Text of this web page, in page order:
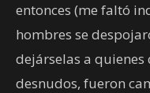
entonces (me faltó
hombres se
dejárselas a
desnudos, fueron